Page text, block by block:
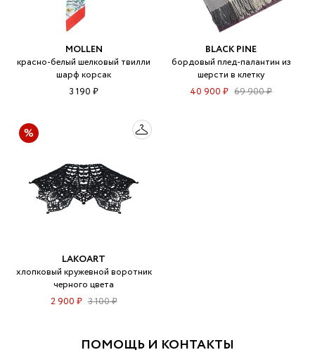
MOLLEN
красно-белый шелковый твилли
шарф корсак
3 190 ₽
BLACK PINE
бордовый плед-палантин из
шерсти в клетку
40 900 ₽ 69 900 ₽
LAKOART
хлопковый кружевной воротник
черного цвета
2 900 ₽ 3 100 ₽
ПОМОЩЬ И КОНТАКТЫ